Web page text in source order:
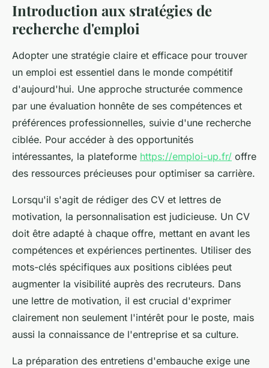
Introduction aux stratégies de
recherche d'emploi
Adopter une stratégie claire et efficace pour trouver
un emploi est essentiel dans le monde compétitif
d'aujourd'hui. Une approche structurée commence
par une évaluation honnête de ses compétences et
préférences professionnelles, suivie d'une recherche
ciblée. Pour accéder à des opportunités
intéressantes, la plateforme https://emploi-up.fr/ offre
des ressources précieuses pour optimiser sa carrière.
Lorsqu'il s'agit de rédiger des CV et lettres de
motivation, la personnalisation est judicieuse. Un CV
doit être adapté à chaque offre, mettant en avant les
compétences et expériences pertinentes. Utiliser des
mots-clés spécifiques aux positions ciblées peut
augmenter la visibilité auprès des recruteurs. Dans
une lettre de motivation, il est crucial d'exprimer
clairement non seulement l'intérêt pour le poste, mais
aussi la connaissance de l'entreprise et sa culture.
La préparation des entretiens d'embauche exige une